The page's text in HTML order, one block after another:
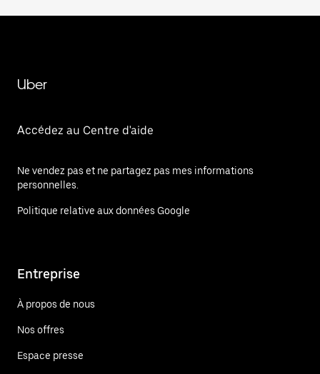
Uber
Accédez au Centre d'aide
Ne vendez pas et ne partagez pas mes informations
personnelles.
Politique relative aux données Google
Entreprise
À propos de nous
Nos offres
Espace presse